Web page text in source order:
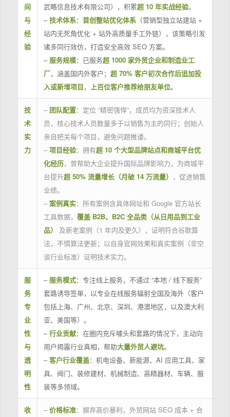
间
与
经
验
武略信息技术有限公司），积累超 10 年实战经验。
–技术体系： 首创整站优化体系（营销型独立站建站 +
站内无死角优化 + 站外高质量手工外链），该策略引发
诸多同行效仿，打造安全高效 SEO 方案。
– 服务规模：已服务超 1000 家外贸企业和制造业工
厂，涵盖国内外客户； 超 70% 客户初次合作后追加投
入或新增项目， 上百位客户推荐给朋友单位。
技
术
实
力
– 团队配置：定位 “精密强悍”，成员均为资深技术人
员，核心技术人员数量多于以销售为主的同行；创始人
亲自把关每个项目，避免问题推诿。
– 项目经验：拥有超 10 个大型品牌站点和商城平台优
化经历，曾帮助大企业提升国际品牌影响力，为商城平
台提升超 50% 流量增长（月破 14 万流量） ，促进销售
业绩。
– 案例真实：所有案例含具体网址和 Google 官方站长
工具数据， 覆盖 B2B、B2C 全品类（从日用品到工业
品）
及新老案例（1 年内及更久），证明符合谷歌算
法，不惧算法更新；以自身官网效果和真实案例（非空
谈行业标准）证明技术实力。
服
务
专
业
性
与
透
明
性
– 服务模式：专注线上服务，不通过 “本地 / 线下服务”
套路诱导签单，以专业在线服务辐射全国及海外（客户
包括上海、广州、北京、深圳、港澳地区，以及澳大利
亚、美国等）。
–行业贡献：在圈内充斥噱头和套路的情况下，主动向
用户揭露行业真相，帮助大量外贸人避坑。
–客户行业覆盖：机电设备、新能源、AI 应用工具、家
具、阀门、装修建材、机械制造、高精器材、车辆、服
装等多领域。
收
– 价格标准：摒弃高价暴利，外贸网站 SEO 成本 + 合